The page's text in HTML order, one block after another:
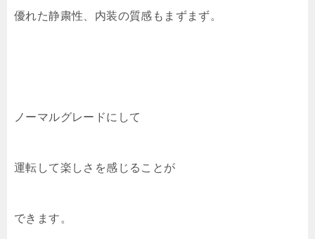
優れた静粛性、内装の質感もまずまず。
ノーマルグレードにして
運転して楽しさを感じることが
できます。